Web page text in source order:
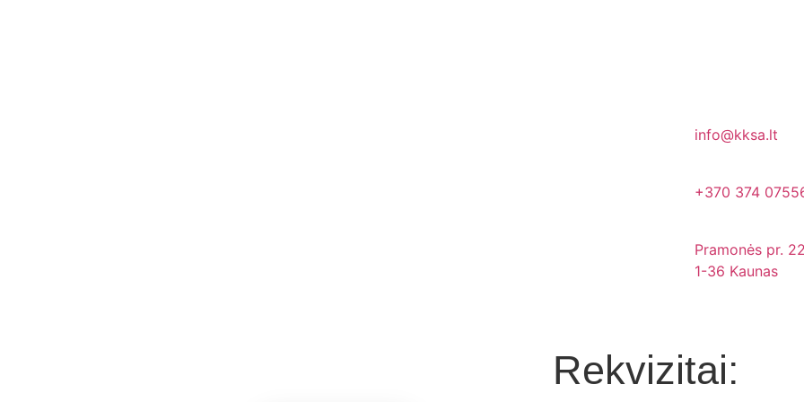
Rekvizitai:
info@kksa.lt
+370 374
Pramonės pr.
1-36 Kaunas